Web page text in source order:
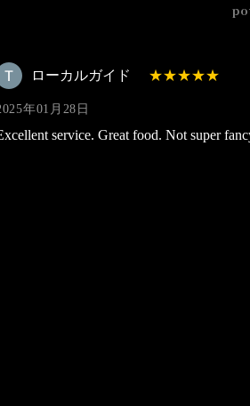
ローカルガイド
年01月28日
service. Great food. Not super